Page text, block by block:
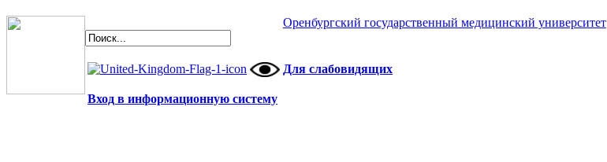
Оренбургский государственный медицинский университет
Для слабовидящих
Вход в информационную систему